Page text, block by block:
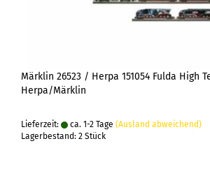
Märklin 26523 / Herpa 151054 Fulda High
Herpa/Märklin
Lieferzeit: ca. 1-2 Tage (Ausland abweichend)
Lagerbestand: 2 Stück